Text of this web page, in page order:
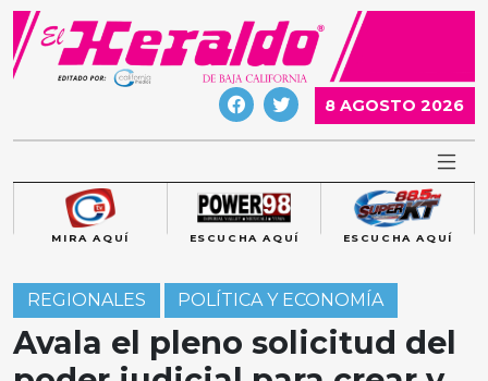
Skip
content
8 AGOSTO 2026
MIRA AQUÍ ESCUCHA AQUÍ ESCUCHA AQUÍ
REGIONALES POLÍTICA Y ECONOMÍA
Avala el pleno solicitud del